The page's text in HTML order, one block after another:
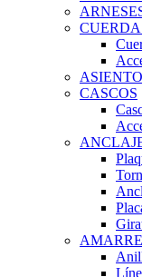
CASCOS